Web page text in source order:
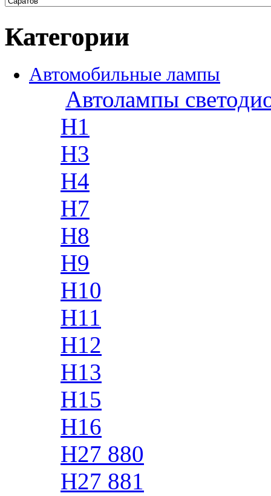
Категории
Автомобильные лампы
Автолампы
H1
H3
H4
H7
H8
H9
H10
H11
H12
H13
H15
H16
H27 880
H27 881